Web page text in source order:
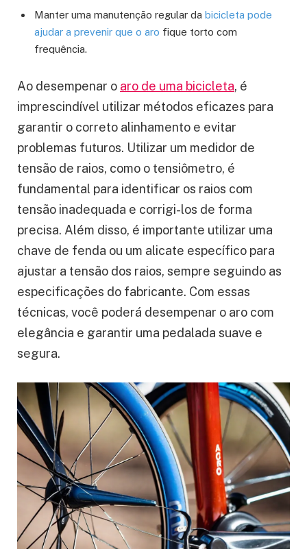
Manter uma manutenção regular da bicicleta pode
ajudar a prevenir que o aro fique torto com
frequência.
Ao desempenar o aro de uma bicicleta, é
imprescindível utilizar métodos eficazes para
garantir o correto alinhamento e evitar
problemas futuros. Utilizar um medidor de
tensão de raios, como o tensiômetro, é
fundamental para identificar os raios com
tensão inadequada e corrigi-los de forma
precisa. Além disso, é importante utilizar uma
chave de fenda ou um alicate específico para
ajustar a tensão dos raios, sempre seguindo as
especificações do fabricante. Com essas
técnicas, você poderá desempenar o aro com
elegância e garantir uma pedalada suave e
segura.